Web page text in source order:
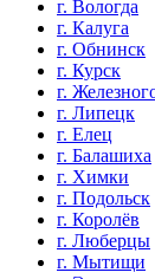
г. Вологда
г. Калуга
г. Обнинск
г. Курск
г.
г. Липецк
г. Елец
г. Балашиха
г. Химки
г. Подольск
г. Королёв
г. Люберцы
г. Мытищи